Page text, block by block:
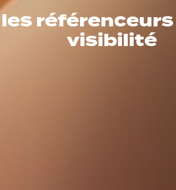
visibilité